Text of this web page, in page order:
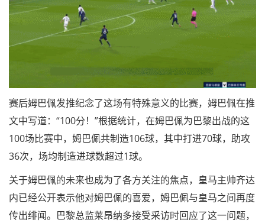
赛后姆巴佩发推纪念了这场有特殊意义的比赛，姆巴佩在推
文中写道：“100分！”根据统计，在姆巴佩为巴黎出战的这
100场比赛中，姆巴佩共制造106球，其中打进70球，助攻
36次，场均制造进球数超过1球。
关于姆巴佩的未来也成为了各方关注的焦点，皇马主帅齐达
内已经公开表示他对姆巴佩的喜爱，姆巴佩与皇马之间再度
传出绯闻。巴黎总监莱昂纳多接受采访时回应了这一问题，